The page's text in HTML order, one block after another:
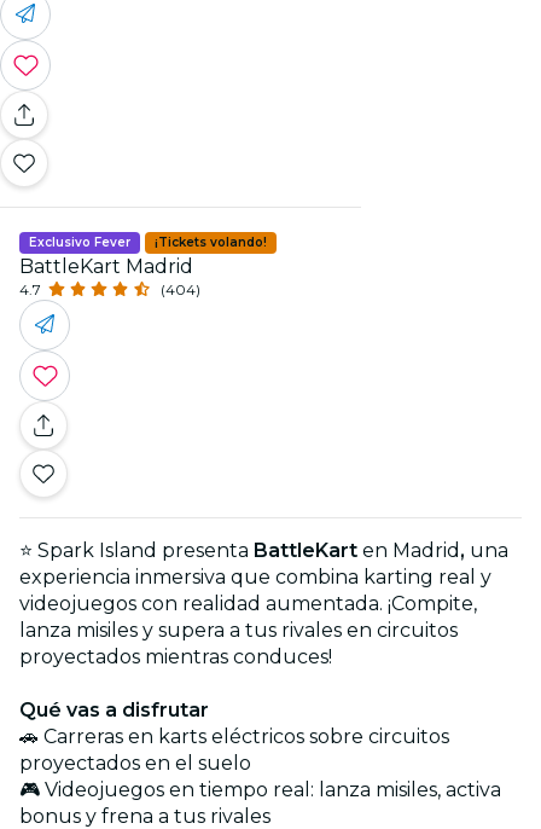
Exclusivo Fever ¡Tickets volando!
BattleKart Madrid
4.7 (404)
⭐ Spark Island presenta BattleKart en Madrid , una
experiencia inmersiva que combina karting real y
videojuegos con realidad aumentada. ¡Compite,
lanza misiles y supera a tus rivales en circuitos
proyectados mientras conduces!
Qué vas a disfrutar
🚗 Carreras en karts eléctricos sobre circuitos
proyectados en el suelo
🎮 Videojuegos en tiempo real: lanza misiles, activa
bonus y frena a tus rivales